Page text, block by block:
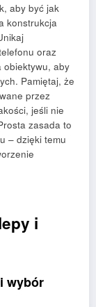
aby być jak
konstrukcja
oraz
obiektywu, aby
Pamiętaj, że
przez
jeśli nie
zasada to
– dzięki temu
i
wybór